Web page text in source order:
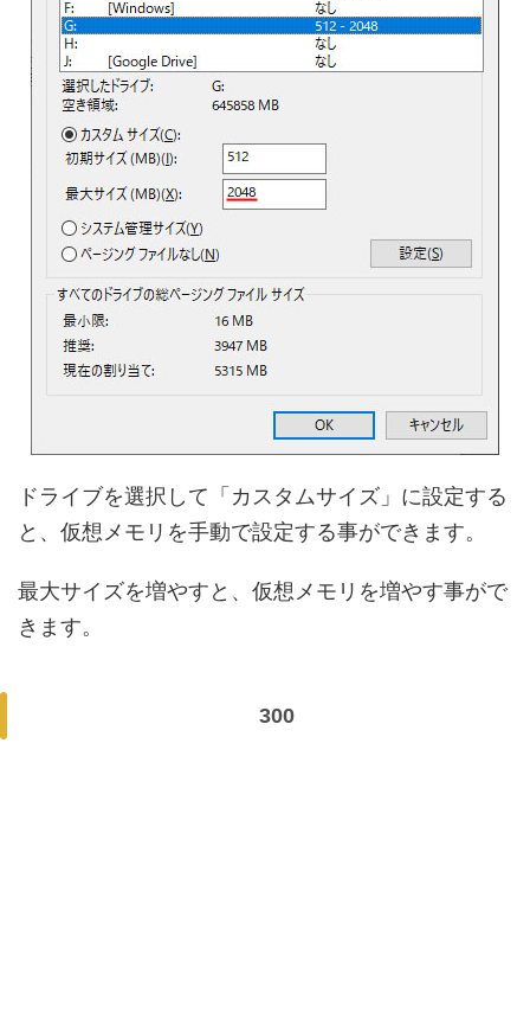
ドライブを選択して「カスタムサイズ」に設定する
と、仮想メモリを手動で設定する事ができます。
最大サイズを増やすと、仮想メモリを増やす事がで
きます。
300